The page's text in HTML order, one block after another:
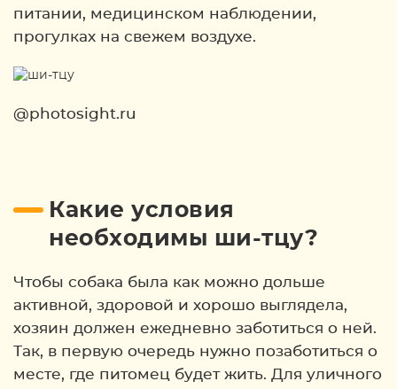
питании, медицинском наблюдении,
прогулках на свежем воздухе.
@photosight.ru
Какие условия
необходимы ши-тцу?
Чтобы собака была как можно дольше
активной, здоровой и хорошо выглядела,
хозяин должен ежедневно заботиться о ней.
Так, в первую очередь нужно позаботиться о
месте, где питомец будет жить. Для уличного